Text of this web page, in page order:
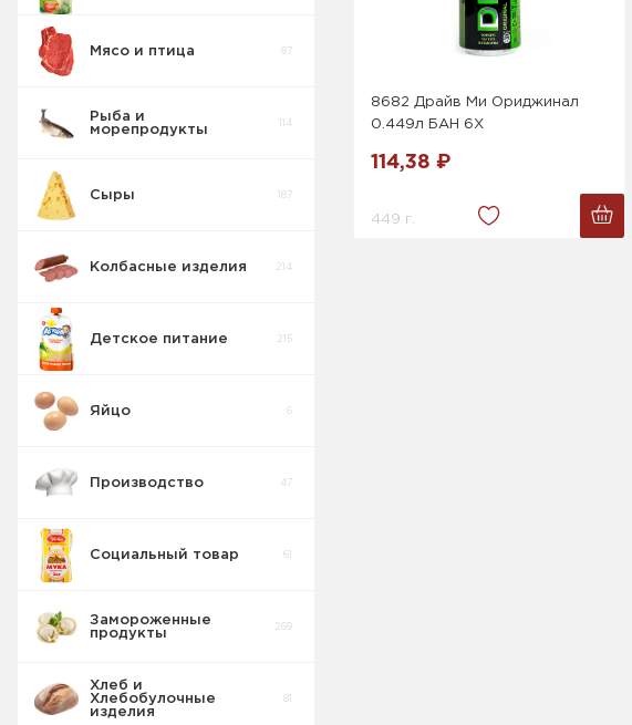
Вода , Сладкие
Мясо и птица 87
Рыба и
морепродукты
114
Сыры 187
Колбасные изделия 214
Детское питание 215
Яйцо 6
Производство 47
Социальный товар 61
Замороженные
продукты
269
Хлеб и
Хлебобулочные
изделия
81
8682 Драйв Ми Ориджинал
0.449л БАН 6Х
114,38 ₽
449 г.